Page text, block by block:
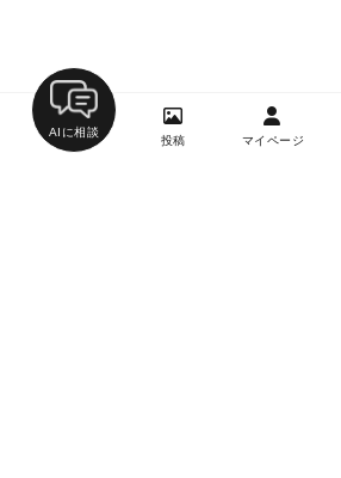
AIに相談
投稿 マイページ